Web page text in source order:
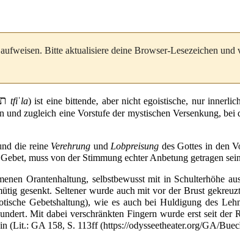
Bitte aktualisiere deine Browser-Lesezeichen und
tfiˈla) ist eine bittende, aber nichtegoistische, nur
und zugleich eine Vorstufe der mystischen Versenkung, bei
die reine Verehrung und Lobpreisung des Gottes in den
Gebet, muss von der Stimmung echter Anbetung getragen
Orantenhaltung, selbstbewusst mit in Schulterhöhe
gesenkt. Seltener wurde auch mit vor der Brust
Gebetshaltung), wie es auch bei Huldigung des
. Mit dabei verschränkten Fingern wurde erst seit der
(Lit.: GA 158, S. 113ff